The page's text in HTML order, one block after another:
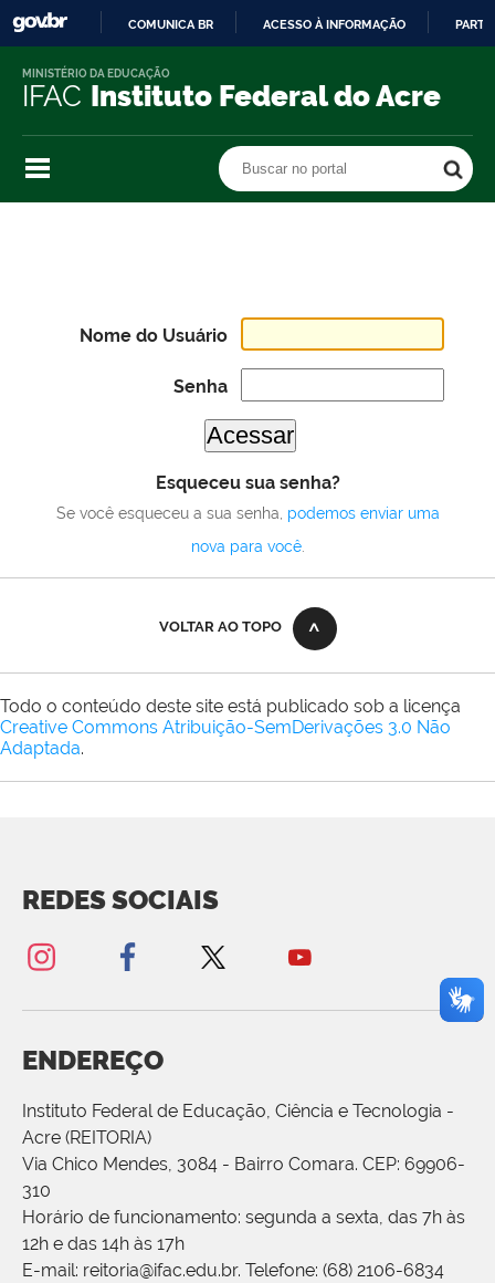
O
COMUNICA BR ACESSO À INFORMAÇÃO
IFAC Instituto Federal do Acre
MINISTÉRIO DA EDUCAÇÃO
Buscar no portal
Nome do Usuário
Senha
Esqueceu sua senha?
Se você esqueceu a sua senha, podemos enviar uma
nova para você.
VOLTAR AO TOPO
Todo o conteúdo deste site está publicado sob a licença
Creative Commons Atribuição-SemDerivações 3.0 Não
Adaptada.
REDES SOCIAIS
ENDEREÇO
Instituto Federal de Educação, Ciência e Tecnologia -
Acre (REITORIA)
Via Chico Mendes, 3084 - Bairro Comara. CEP: 69906-
310
Horário de funcionamento: segunda a sexta, das 7h às
12h e das 14h às 17h
E-mail: reitoria@ifac.edu.br. Telefone: (68) 2106-6834